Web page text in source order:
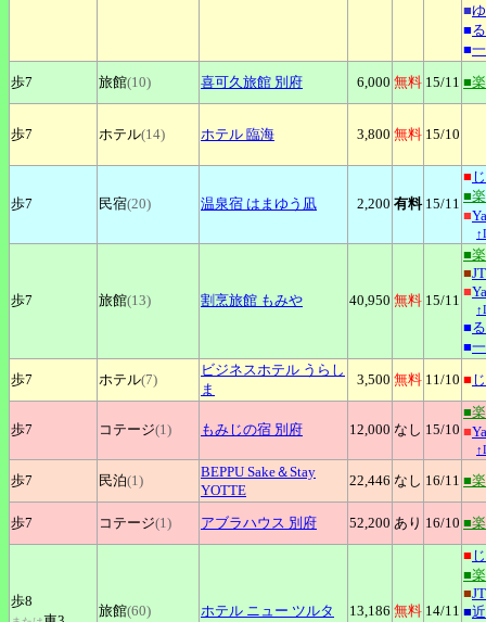
■
■
■
歩7
旅館(10) 喜可久旅館 別府 6,000 無料 15/11 ■
歩7 ホテル(14) ホテル 臨海 3,800 無料 15/10
歩7 民宿(20) 温泉宿 はまゆう凪 2,200 有料 15/11
■
■
■
歩7 旅館(13) 割烹旅館 もみや 40,950 無料 15/11
■
■
■
■
■
歩7
ホテル(7)
ビジネスホテル うらし
ま
3,500 無料 11/10 ■
歩7 コテージ(1) もみじの宿 別府 12,000 なし 15/10
■
■
歩7 民泊(1)
BEPPU Sake＆Stay
YOTTE
22,446 なし 16/11 ■
歩7 コテージ(1) アブラハウス 別府 52,200 あり 16/10 ■
歩8
旅館(60) ホテル ニュー ツルタ 13,186 無料 14/11
■
■
■
■